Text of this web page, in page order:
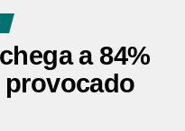
a 84%
provocado